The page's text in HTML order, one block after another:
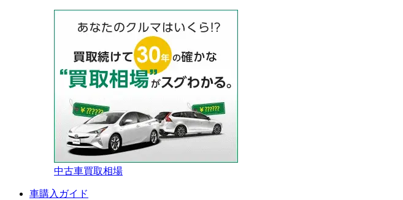
中古車買取相場
車購入ガイド